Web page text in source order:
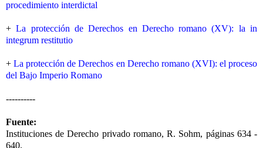
procedimiento interdictal
+La protección de Derechos en Derecho romano (XV): la in
integrum restitutio
+La protección de Derechos en Derecho romano (XVI): el proceso
del Bajo Imperio Romano
----------
Fuente:
Instituciones de Derecho privado romano, R. Sohm, páginas 634 -
640.